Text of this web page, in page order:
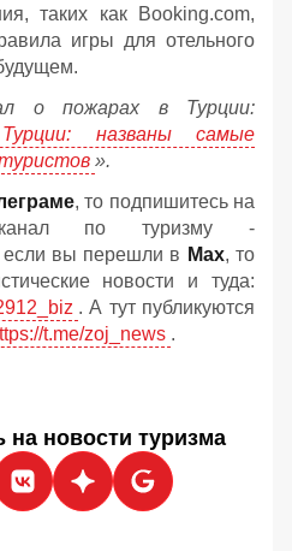
таких как Booking.com,
игры для отельного
о пожарах в Турции:
названы самые
».
, то подпишитесь на
по туризму -
вы перешли в Мах, то
новости и туда:
. А тут публикуются
t.me/zoj_news .
новости туризма